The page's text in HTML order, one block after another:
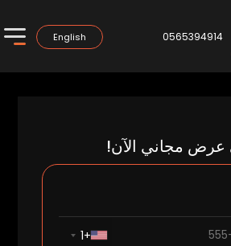
0565394914
English
مجاني الآن!
+1